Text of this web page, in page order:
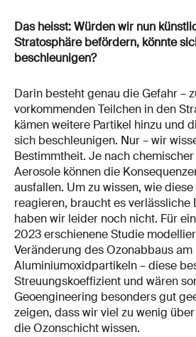
Das heisst: Würden wir nun
Stratosphäre befördern, könnte
beschleunigen?
Darin besteht genau die Gefahr –
vorkommenden Teilchen in den
kämen weitere Partikel hinzu und
sich beschleunigen. Nur – wir
Bestimmtheit. Je nach
Aerosole können die
ausfallen. Um zu wissen, wie
reagieren, braucht es verlässliche
haben wir leider noch nicht. Für
2023 erschienene Studie
Veränderung des Ozonabbaus
Aluminiumoxidpartikeln – diese
Streuungskoeffizient und wären
Geoengineering besonders gut
zeigen, dass wir viel zu wenig
die Ozonschicht wissen.